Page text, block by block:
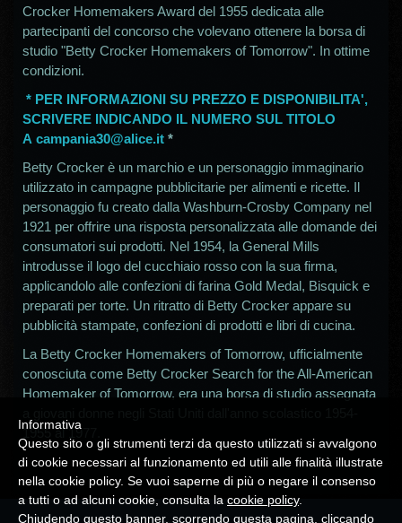
Crocker Homemakers Award del 1955 dedicata alle
partecipanti del concorso che volevano ottenere la borsa di
studio "Betty Crocker Homemakers of Tomorrow". In ottime
condizioni.
* PER INFORMAZIONI SU PREZZO E DISPONIBILITA',
SCRIVERE INDICANDO IL NUMERO SUL TITOLO
A campania30@alice.it *
Betty Crocker è un marchio e un personaggio immaginario
utilizzato in campagne pubblicitarie per alimenti e ricette. Il
personaggio fu creato dalla Washburn-Crosby Company nel
1921 per offrire una risposta personalizzata alle domande dei
consumatori sui prodotti. Nel 1954, la General Mills
introdusse il logo del cucchiaio rosso con la sua firma,
applicandolo alle confezioni di farina Gold Medal, Bisquick e
preparati per torte. Un ritratto di Betty Crocker appare su
pubblicità stampate, confezioni di prodotti e libri di cucina.
La Betty Crocker Homemakers of Tomorrow, ufficialmente
conosciuta come Betty Crocker Search for the All-American
Homemaker of Tomorrow, era una borsa di studio assegnata
1955 al 1977.
Informativa
Questo sito o gli strumenti terzi da questo utilizzati si avvalgono
di cookie necessari al funzionamento ed utili alle finalità illustrate
nella cookie policy. Se vuoi saperne di più o negare il consenso
a tutti o ad alcuni cookie, consulta la cookie policy.
Chiudendo questo banner, scorrendo questa pagina, cliccando